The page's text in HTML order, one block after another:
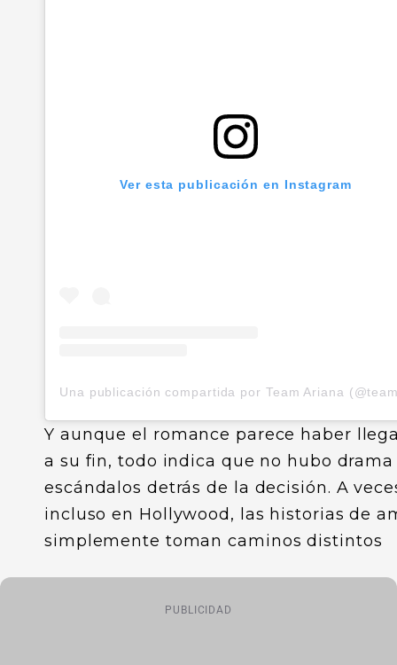
Ver esta publicación en Instagram
Y aunque el romance parece haber
a su fin, todo indica que no hubo
escándalos detrás de la decisión. A
incluso en Hollywood, las historias de
simplemente toman caminos distintos
PUBLICIDAD